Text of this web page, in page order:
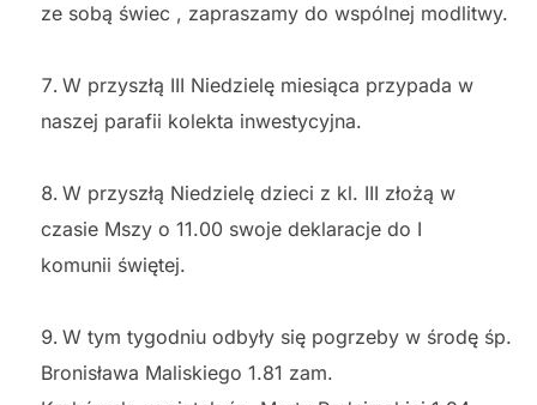
ze sobą świec , zapraszamy do wspólnej modlitwy.
W przyszłą III Niedzielę miesiąca przypada w
naszej parafii kolekta inwestycyjna.
W przyszłą Niedzielę dzieci z kl. III złożą w
czasie Mszy o 11.00 swoje deklaracje do I
komunii świętej.
W tym tygodniu odbyły się pogrzeby w środę śp.
Bronisława Maliskiego 1.81 zam.